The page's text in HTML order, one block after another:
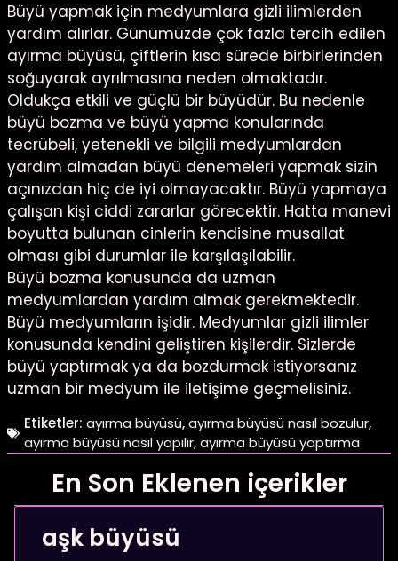
Büyü yapmak için medyumlara gizli ilimlerden
yardım alırlar. Günümüzde çok fazla tercih edilen
ayırma büyüsü, çiftlerin kısa sürede birbirlerinden
soğuyarak ayrılmasına neden olmaktadır.
Oldukça etkili ve güçlü bir büyüdür. Bu nedenle
büyü bozma ve büyü yapma konularında
tecrübeli, yetenekli ve bilgili medyumlardan
yardım almadan büyü denemeleri yapmak sizin
açınızdan hiç de iyi olmayacaktır. Büyü yapmaya
çalışan kişi ciddi zararlar görecektir. Hatta manevi
boyutta bulunan cinlerin kendisine musallat
olması gibi durumlar ile karşılaşılabilir.
Büyü bozma konusunda da uzman
medyumlardan yardım almak gerekmektedir.
Büyü medyumların işidir. Medyumlar gizli ilimler
konusunda kendini geliştiren kişilerdir. Sizlerde
büyü yaptırmak ya da bozdurmak istiyorsanız
uzman bir medyum ile iletişime geçmelisiniz.
Etiketler: ayırma büyüsü,ayırma büyüsü nasıl bozulur,
ayırma büyüsü nasıl yapılır,ayırma büyüsü yaptırma
En Son Eklenen içerikler
aşk büyüsü